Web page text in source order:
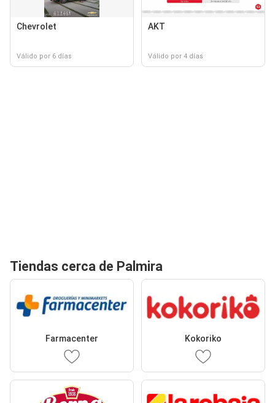
Chevrolet
Válido por 6 días
AKT
Válido por 4 días
Tiendas cerca de Palmira
Farmacenter Kokoriko